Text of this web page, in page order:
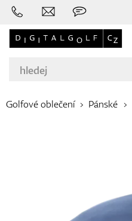
Golfové oblečení Pánské